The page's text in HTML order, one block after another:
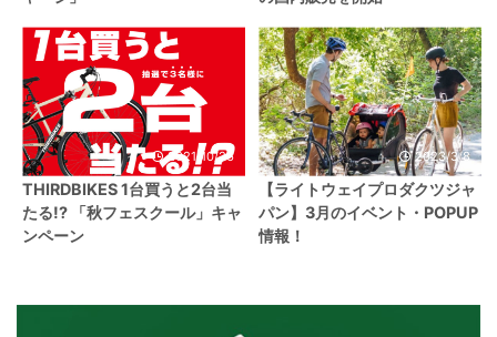
2021/10/26
THIRDBIKES 1台買うと2台当
たる!? 「秋フェスクール」キャ
ンペーン
2023/3/8
【ライトウェイプロダクツジャ
パン】3月のイベント・POPUP
情報！